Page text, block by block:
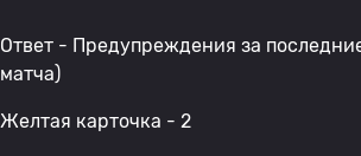
Ответ - Предупреждения за
матча)
Желтая карточка - 2